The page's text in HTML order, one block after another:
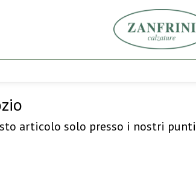
articolo solo presso i nostri